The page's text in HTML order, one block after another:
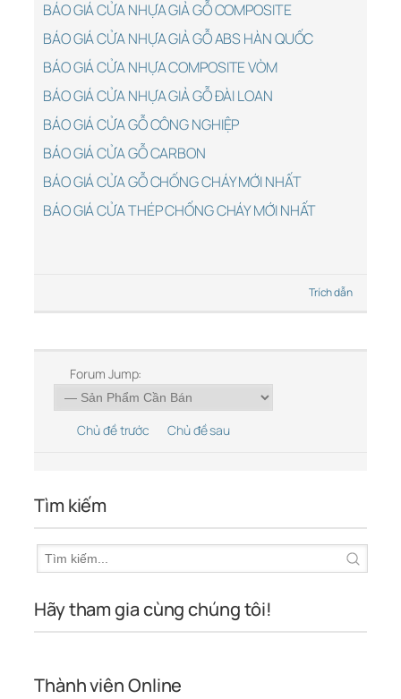
BÁO GIÁ CỬA NHỰA GIẢ GỖ COMPOSITE
BÁO GIÁ CỬA NHỰA GIẢ GỖ ABS HÀN QUỐC
BÁO GIÁ CỬA NHỰA COMPOSITE VÒM
BÁO GIÁ CỬA NHỰA GIẢ GỖ ĐÀI LOAN
BÁO GIÁ CỬA GỖ CÔNG NGHIỆP
BÁO GIÁ CỬA GỖ CARBON
BÁO GIÁ CỬA GỖ CHỐNG CHÁY MỚI NHẤT
BÁO GIÁ CỬA THÉP CHỐNG CHÁY MỚI NHẤT
Trích dẫn
Forum Jump:
Chủ đề trước Chủ đề sau
Tìm kiếm
Hãy tham gia cùng chúng tôi!
Thành viên Online